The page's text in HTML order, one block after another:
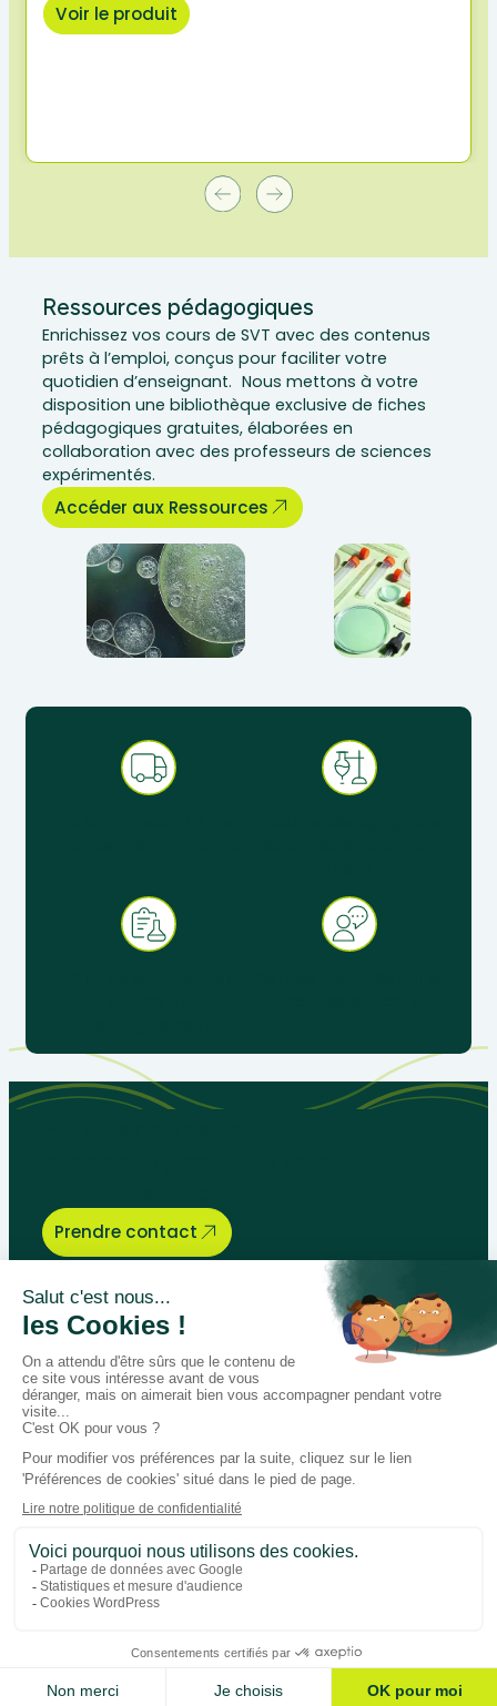
Voir le produit
Ressources pédagogiques
Enrichissez vos cours de SVT avec des contenus
prêts à l’emploi, conçus pour faciliter votre
quotidien d’enseignant. Nous mettons à votre
disposition une bibliothèque exclusive de fiches
pédagogiques gratuites, élaborées en
collaboration avec des professeurs de sciences
expérimentés.
Accéder aux Ressources
Ajouter au panier
Prendre contact
Bégénat
Niveau d’enseignement
Actualités
Politique de retour
Paiement 100% sécurisé
Suivez-nous sur les réseaux
FacebookInstagram
Données personnelles